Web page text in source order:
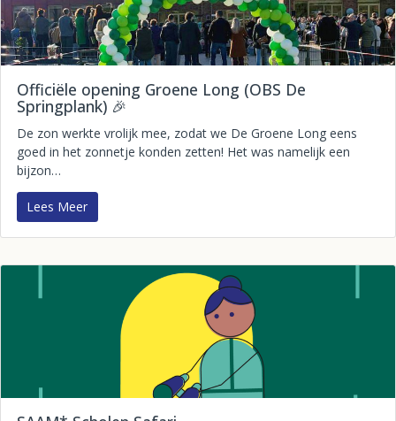
Officiële opening Groene Long (OBS De
Springplank) 🎉
De zon werkte vrolijk mee, zodat we De Groene Long eens
goed in het zonnetje konden zetten! Het was namelijk een
bijzon…
Lees Meer